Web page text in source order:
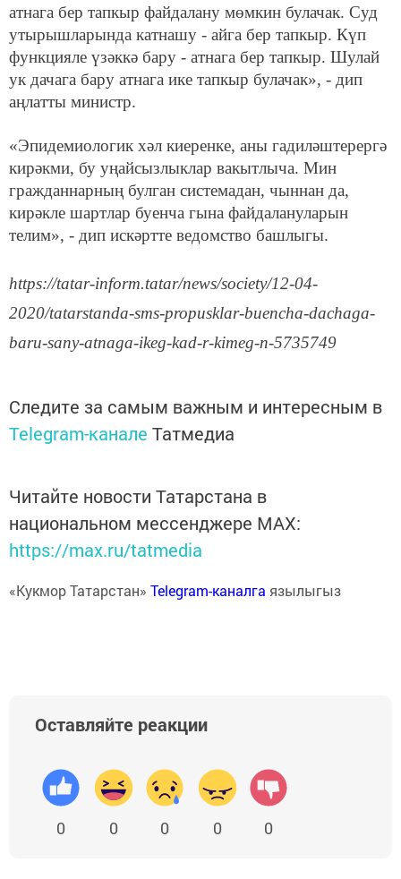
атнага бер тапкыр файдалану мөмкин булачак. Суд
утырышларында катнашу - айга бер тапкыр. Күп
функцияле үзәккә бару - атнага бер тапкыр. Шулай
ук дачага бару атнага ике тапкыр булачак», - дип
аңлатты министр.
«Эпидемиологик хәл киеренке, аны гадиләштерергә
кирәкми, бу уңайсызлыклар вакытлыча. Мин
гражданнарның булган системадан, чыннан да,
кирәкле шартлар буенча гына файдалануларын
телим», - дип искәртте ведомство башлыгы.
https://tatar-inform.tatar/news/society/12-04-
2020/tatarstanda-sms-propusklar-buencha-dachaga-
baru-sany-atnaga-ikeg-kad-r-kimeg-n-5735749
Следите за самым важным и интересным в
Telegram-канале Татмедиа
Читайте новости Татарстана в
национальном мессенджере MАХ:
https://max.ru/tatmedia
«Кукмор Татарстан» Telegram-каналга язылыгыз
Оставляйте реакции
0 0 0 0 0